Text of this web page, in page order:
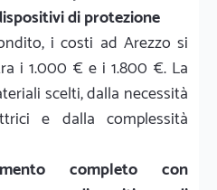
di protezione
i costi ad Arezzo si
i 1.000 € e i 1.800 €. La
scelti, dalla necessità
e dalla complessità
completo con